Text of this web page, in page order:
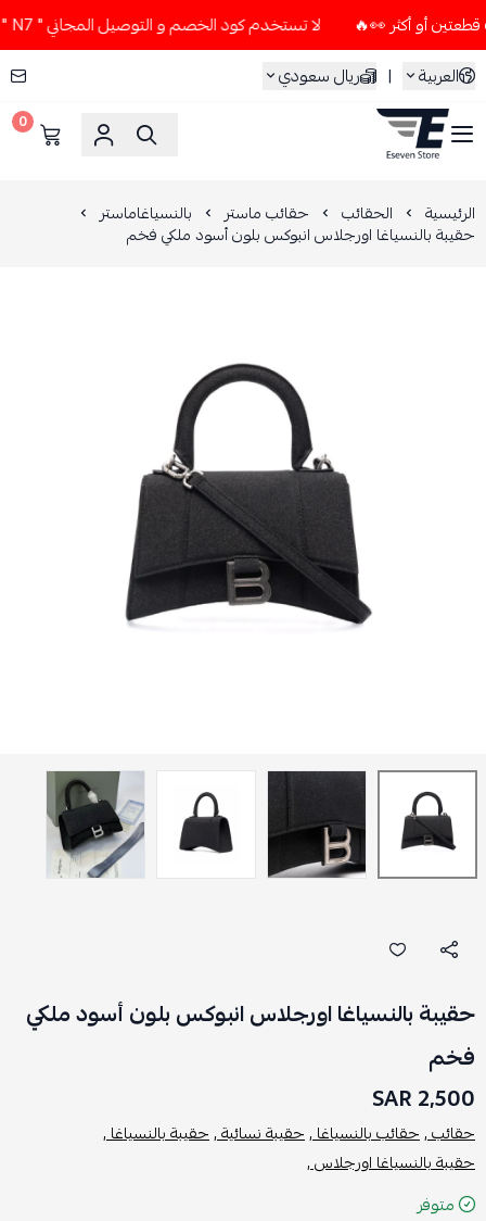
لا تستخدم كود الخصم و التوصيل المجاني " N7 " إلا إذا طلبت قطعتين أو أكثر 👀🔥
العربية
| ريال سعودي
ESEVEN STORE
0
الرئيسية الحقائب حقائب ماستر بالنسياغاماستر
حقيبة بالنسياغا اورجلاس انبوكس بلون أسود ملكي فخم
حقيبة بالنسياغا اورجلاس انبوكس بلون أسود ملكي
فخم
2,500 SAR
حقائب ,حقائب بالنسياغا ,حقيبة نسائية ,حقيبة بالنسياغا ,
حقيبة بالنسياغا اورجلاس ,
متوفر